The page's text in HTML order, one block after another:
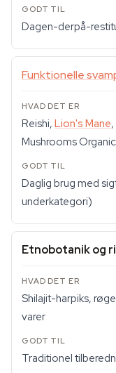
Dagen-derpå-
Funktionelle
Reishi, Lion's Mane
Mushrooms
Daglig brug med
underkategori)
Etnobotanik og
Shilajit-harpiks,
varer
Traditionel